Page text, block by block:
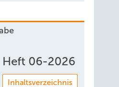
Heft 06-2026
Inhaltsverzeichnis